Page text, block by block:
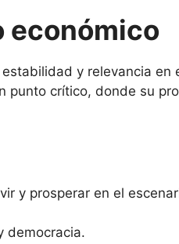
económico
y relevancia en
punto crítico, donde su
y prosperar en el
democracia.